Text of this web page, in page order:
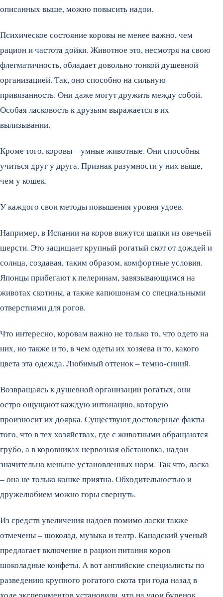
описанных выше, можно повысить надои.
Психическое состояние коровы не менее важно, чем
рацион и частота дойки. Животное это, несмотря на свою
флегматичность, обладает довольно тонкой душевной
организацией. Так, оно способно на сильную
привязанность. Они даже могут дружить между собой.
Особая ласковость к друзьям выражается в их
вылизывании.
Кроме того, коровы – умные животные. Они способны
учиться друг у друга. Признак разумности у них выше,
чем у кошек.
У каждого свои методы повышения уровня удоев.
Например, в Испании на коров вяжутся шапки из овечьей
шерсти. Это защищает крупный рогатый скот от дождей и
солнца, создавая, таким образом, комфортные условия.
Японцы прибегают к пелеринам, завязывающимся на
животах скотины, а также капюшонам со специальными
отверстиями для рогов.
Что интересно, коровам важно не только то, что одето на
них, но также и то, в чем одеты их хозяева и то, какого
цвета эта одежда. Любимый оттенок – темно-синий.
Возвращаясь к душевной организации рогатых, они
остро ощущают каждую интонацию, которую
произносит их доярка. Существуют достоверные факты
того, что в тех хозяйствах, где с животными обращаются
грубо, а в коровниках нервозная обстановка, надои
значительно меньше установленных норм. Так что, ласка
– она не только кошке приятна. Обходительностью и
дружелюбием можно горы свернуть.
Из средств увеличения надоев помимо ласки также
отмечены – шоколад, музыка и театр. Канадский ученый
предлагает включение в рацион питания коров
шоколадные конфеты. А вот английские специалисты по
разведению крупного рогатого скота три года назад в